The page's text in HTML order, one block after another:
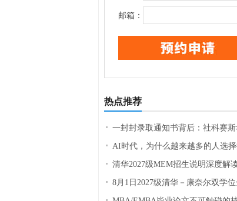
邮箱：
热点推荐
一封封录取通知书背后：社科赛
AI时代，为什么越来越多的人选
清华2027级MEM招生说明深度解
8月1日2027级清华－康奈尔双学